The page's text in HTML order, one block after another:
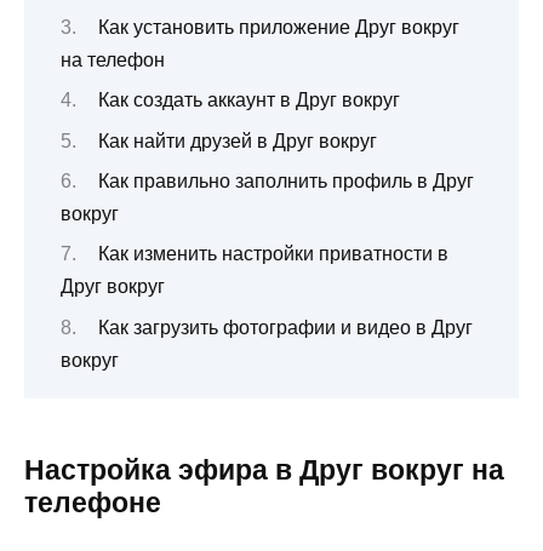
Как установить приложение Друг вокруг
на телефон
Как создать аккаунт в Друг вокруг
Как найти друзей в Друг вокруг
Как правильно заполнить профиль в Друг
вокруг
Как изменить настройки приватности в
Друг вокруг
Как загрузить фотографии и видео в Друг
вокруг
Настройка эфира в Друг вокруг на
телефоне